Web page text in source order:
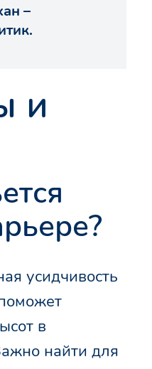
–
и
усидчивость
в
найти для